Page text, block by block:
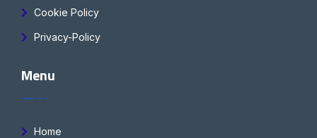
Cookie Policy
Privacy-Policy
Menu
Home